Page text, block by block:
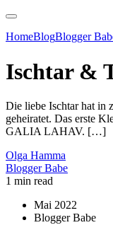
HomeBlogBlogger
Ischtar &
Die liebe Ischtar hat in
geheiratet. Das erste
GALIA LAHAV. […]
Olga Hamma
Blogger Babe
1 min read
Mai 2022
Blogger Babe